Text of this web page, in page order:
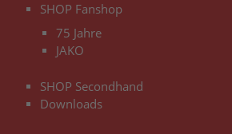
SHOP Fanshop
75 Jahre
JAKO
SHOP Secondhand
Downloads